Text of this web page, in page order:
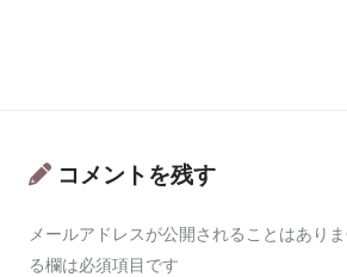
コメントを残す
メールアドレスが公開されることはありま
る欄は必須項目です